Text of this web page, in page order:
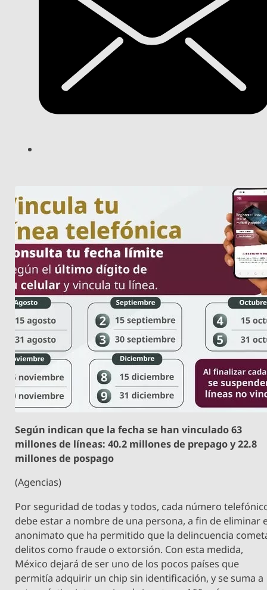
Según indican que la fecha se han vinculado 63
millones de líneas: 40.2 millones de prepago y 22.8
millones de pospago
(Agencias)
Por seguridad de todas y todos, cada número
debe estar a nombre de una persona, a fin de eliminar
anonimato que ha permitido que la delincuencia
delitos como fraude o extorsión. Con esta medida,
México dejará de ser uno de los pocos países que
permitía adquirir un chip sin identificación, y se suma a